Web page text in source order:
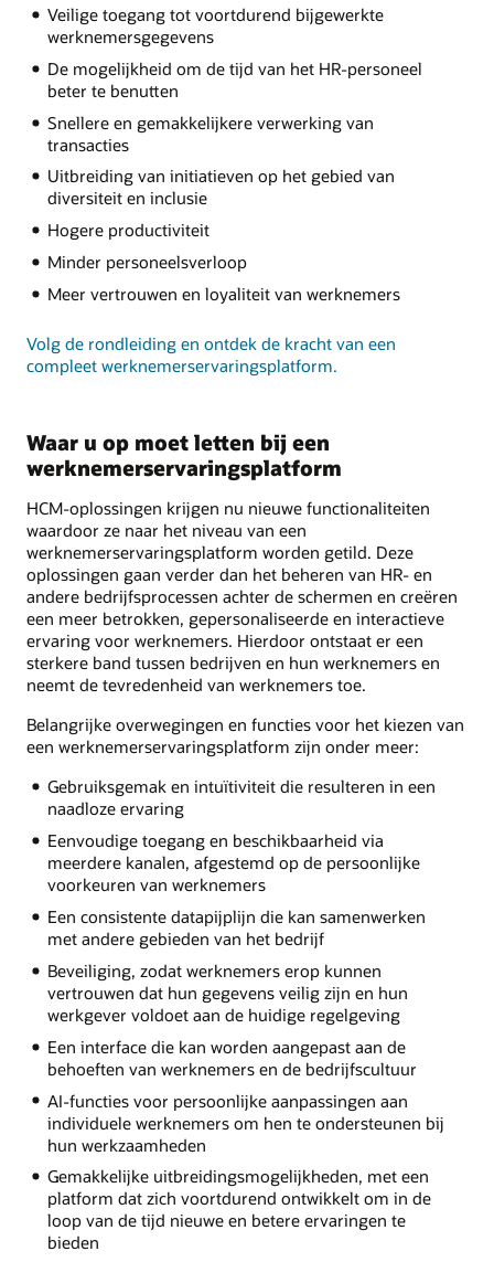
Veilige toegang tot voortdurend bijgewerkte
werknemersgegevens
De mogelijkheid om de tijd van het HR-personeel
beter te benutten
Snellere en gemakkelijkere verwerking van
transacties
Uitbreiding van initiatieven op het gebied van
diversiteit en inclusie
Hogere productiviteit
Minder personeelsverloop
Meer vertrouwen en loyaliteit van werknemers
Volg de rondleiding en ontdek de kracht van een
compleet werknemerservaringsplatform.
Waar u op moet letten bij een
werknemerservaringsplatform
HCM-oplossingen krijgen nu nieuwe functionaliteiten
waardoor ze naar het niveau van een
werknemerservaringsplatform worden getild. Deze
oplossingen gaan verder dan het beheren van HR- en
andere bedrijfsprocessen achter de schermen en creëren
een meer betrokken, gepersonaliseerde en interactieve
ervaring voor werknemers. Hierdoor ontstaat er een
sterkere band tussen bedrijven en hun werknemers en
neemt de tevredenheid van werknemers toe.
Belangrijke overwegingen en functies voor het kiezen van
een werknemerservaringsplatform zijn onder meer:
Gebruiksgemak en intuïtiviteit die resulteren in een
naadloze ervaring
Eenvoudige toegang en beschikbaarheid via
meerdere kanalen, afgestemd op de persoonlijke
voorkeuren van werknemers
Een consistente datapijplijn die kan samenwerken
met andere gebieden van het bedrijf
Beveiliging, zodat werknemers erop kunnen
vertrouwen dat hun gegevens veilig zijn en hun
werkgever voldoet aan de huidige regelgeving
Een interface die kan worden aangepast aan de
behoeften van werknemers en de bedrijfscultuur
AI-functies voor persoonlijke aanpassingen aan
individuele werknemers om hen te ondersteunen bij
hun werkzaamheden
Gemakkelijke uitbreidingsmogelijkheden, met een
platform dat zich voortdurend ontwikkelt om in de
loop van de tijd nieuwe en betere ervaringen te
bieden